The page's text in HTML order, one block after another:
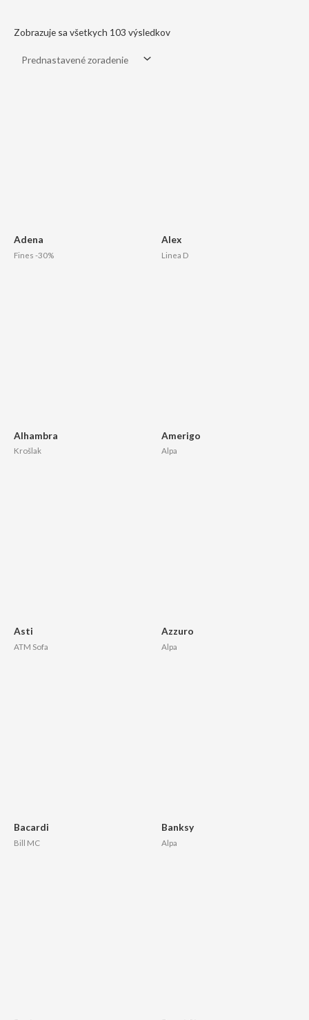
Zobrazuje sa všetkych 103 výsledkov
Adena
Fines -30%
Alex
Linea D
Alhambra
Krošlak
Amerigo
Alpa
Asti
ATM Sofa
Azzuro
Alpa
Bacardi
Bill MC
Banksy
Alpa